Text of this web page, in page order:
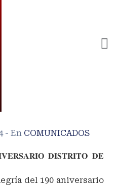
- En COMUNICADOS
𝐃𝐈𝐒𝐓𝐑𝐈𝐓𝐎 𝐃𝐄
del 190 aniversario